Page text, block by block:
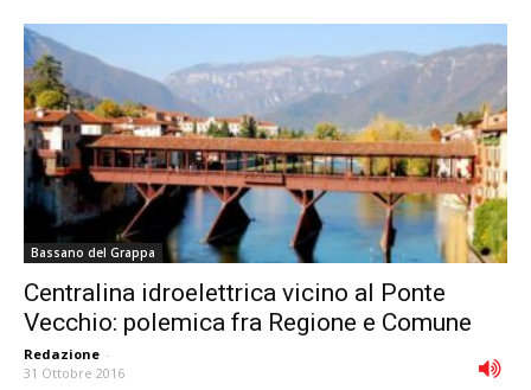
Bassano del Grappa
Centralina idroelettrica vicino al Ponte
Vecchio: polemica fra Regione e Comune
Redazione -
31 Ottobre 2016